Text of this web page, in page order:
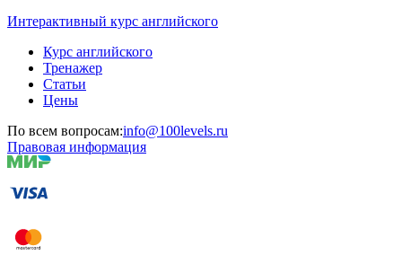
Интерактивный курс английского
Курс английского
Тренажер
Статьи
Цены
По всем вопросам:info@100levels.ru
Правовая информация